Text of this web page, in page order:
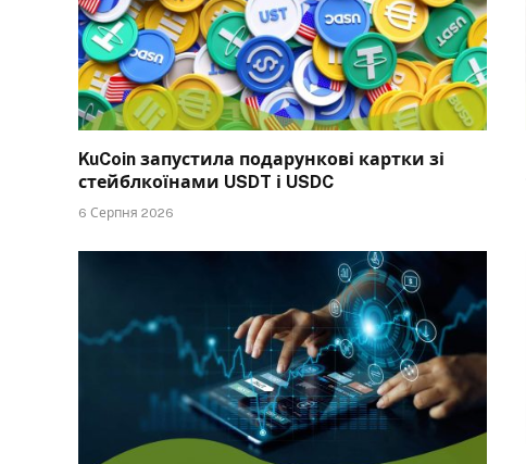
KuCoin запустила подарункові картки зі
стейблкоїнами USDT і USDC
6 Серпня 2026